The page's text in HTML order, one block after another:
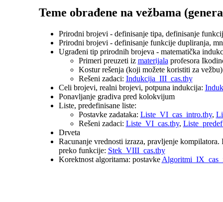
Teme obrađene na vežbama
Prirodni brojevi - definisanje tipa, definisanje
Prirodni brojevi - definisanje funkcije dupliranja,
Ugrađeni tip prirodnih brojeva - matematička
Primeri preuzeti iz materijala profesora
Kostur rešenja (koji možete koristiti za
Rešeni zadaci: Indukcija_III_cas.thy
Celi brojevi, realni brojevi, potpuna indukcija:
Ponavljanje gradiva pred kolokvijum
Liste, predefinisane liste:
Postavke zadataka: Liste_VI_cas_intro.thy,
Rešeni zadaci: Liste_VI_cas.thy,
Drveta
Racunanje vrednosti izraza, pravljenje
preko funkcije: Stek_VIII_cas.thy
Korektnost algoritama: postavke